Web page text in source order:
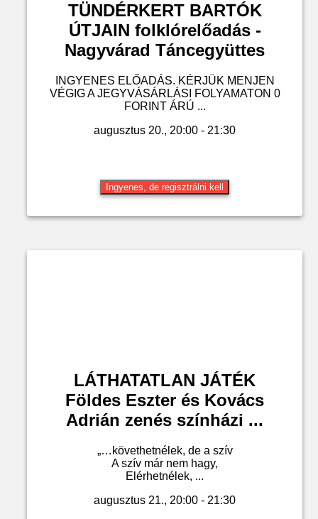
TÜNDÉRKERT BARTÓK
ÚTJAIN folklórelőadás -
Nagyvárad Táncegyüttes
INGYENES ELŐADÁS. KÉRJÜK MENJEN
VÉGIG A JEGYVÁSÁRLÁSI FOLYAMATON 0
FORINT ÁRÚ ...
augusztus 20., 20:00 - 21:30
Ingyenes, de regisztrálni kell
LÁTHATATLAN JÁTÉK
Földes Eszter és Kovács
Adrián zenés színházi ...
„…követhetnélek, de a szív
A szív már nem hagy,
Elérhetnélek, ...
augusztus 21., 20:00 - 21:30